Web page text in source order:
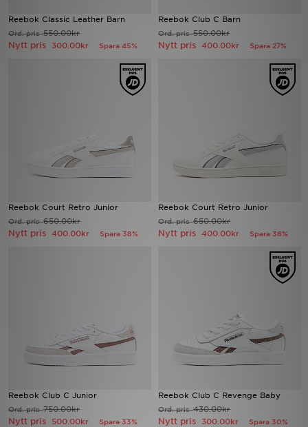
Reebok Classic Leather Barn
Ord. pris550.00kr
Nytt pris 300.00kr Spara 45%
Reebok Club C Barn
Ord. pris550.00kr
Nytt pris 400.00kr Spara 27%
Reebok Court Retro Junior
Ord. pris650.00kr
Nytt pris 400.00kr Spara 38%
Reebok Court Retro Junior
Ord. pris650.00kr
Nytt pris 400.00kr Spara 38%
Reebok Club C Junior
Ord. pris750.00kr
Nytt pris 500.00kr Spara 33%
Reebok Club C Revenge Baby
Ord. pris430.00kr
Nytt pris 300.00kr Spara 30%
Sport
Mina meddelanden